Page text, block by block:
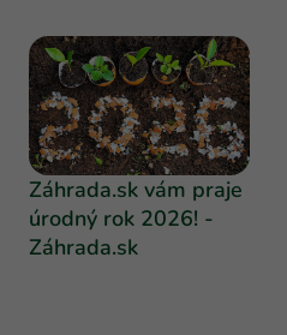
Záhrada.sk vám praje
úrodný rok 2026! -
Záhrada.sk